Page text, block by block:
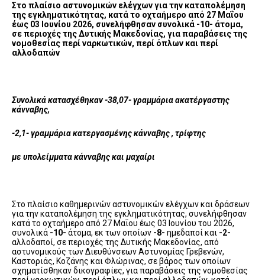
Στο πλαίσιο αστυνομικών ελέγχων για την καταπολέμηση
της εγκληματικότητας, κατά το οχταήμερο από 27 Μαΐου
έως 03 Ιουνίου 2026, συνελήφθησαν συνολικά -10- άτομα,
σε περιοχές της Δυτικής Μακεδονίας, για παραβάσεις της
νομοθεσίας περί ναρκωτικών, περί όπλων και περί
αλλοδαπών
Συνολικά κατασχέθηκαν -38,07- γραμμάρια ακατέργαστης
κάνναβης,
-2,1- γραμμάρια κατεργασμένης κάνναβης , τρίφτης
με υπολείμματα κάνναβης και μαχαίρι
Στο πλαίσιο καθημερινών αστυνομικών ελέγχων και δράσεων
για την καταπολέμηση της εγκληματικότητας, συνελήφθησαν
κατά το οχταήμερο από 27 Μαΐου έως 03 Ιουνίου του 2026,
συνολικά -10- άτομα, εκ των οποίων -8- ημεδαποί και -2-
αλλοδαποί, σε περιοχές της Δυτικής Μακεδονίας, από
αστυνομικούς των Διευθύνσεων Αστυνομίας Γρεβενών,
Καστοριάς, Κοζάνης και Φλώρινας, σε βάρος των οποίων
σχηματίσθηκαν δικογραφίες, για παραβάσεις της νομοθεσίας